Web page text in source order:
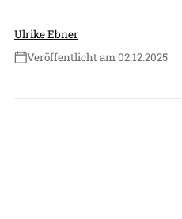
Ulrike Ebner
Veröffentlicht am 02.12.2025